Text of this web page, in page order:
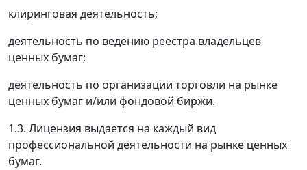
клиринговая деятельность;
деятельность по ведению реестра владельцев
ценных бумаг;
деятельность по организации торговли на рынке
ценных бумаг и/или фондовой биржи.
1.3. Лицензия выдается на каждый вид
профессиональной деятельности на рынке ценных
бумаг.